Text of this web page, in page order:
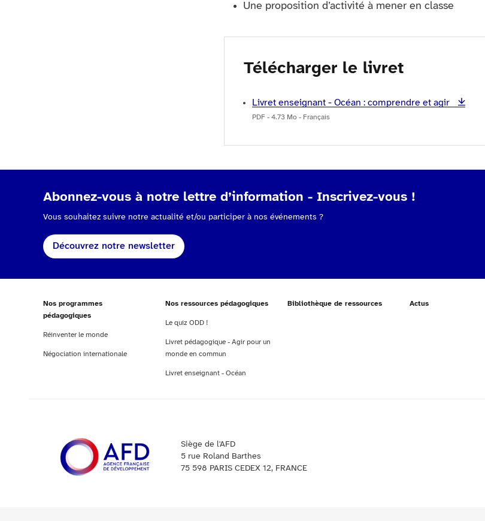
Une proposition d’activité à mener en classe
Télécharger le livret
Livret enseignant - Océan : comprendre et agir
PDF - 4.73 Mo - Français
Abonnez-vous à notre lettre d’information - Inscrivez-vous !
Vous souhaitez suivre notre actualité et/ou participer à nos événements ?
Découvrez notre newsletter
Nos programmes
pédagogiques
Réinventer le monde
Négociation internationale
Nos ressources pédagogiques
Le quiz ODD !
Livret pédagogique - Agir pour un
monde en commun
Livret enseignant - Océan
Bibliothèque de ressources Actus
Siège de l'AFD
5 rue Roland Barthes
75 598 PARIS CEDEX 12, FRANCE